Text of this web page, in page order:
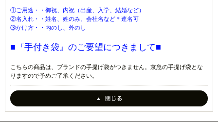
①ご用途・・御祝、内祝（出産、入学、結婚など）
②名入れ・・姓名、姓のみ、会社名など＊連名可
③かけ方・・内のし、外のし
■『手付き袋』のご要望につきまして■
こちらの商品は、ブランドの手提げ袋がつきません。京急の手提げ袋とな
りますので予めご了承ください。